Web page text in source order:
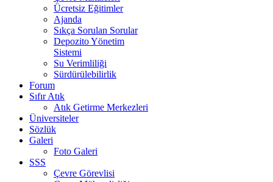
Ücretsiz Eğitimler
Ajanda
Sıkça Sorulan Sorular
Depozito Yönetim
Sistemi
Su Verimliliği
Sürdürülebilirlik
Forum
Sıfır Atık
Atık Getirme Merkezleri
Üniversiteler
Sözlük
Galeri
Foto Galeri
SSS
Çevre Görevlisi